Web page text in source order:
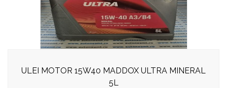
ULEI MOTOR 15W40 MADDOX ULTRA MINERAL
5L